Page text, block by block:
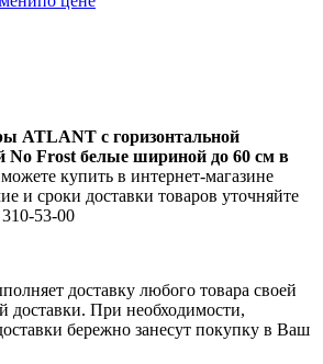
ATLANT с горизонтальной
No Frost белые шириной до 60 см в
купить в интернет-магазине
и сроки доставки товаров уточняйте
53-00
доставку любого товара своей
доставки. При необходимости,
бережно занесут покупку в Ваш